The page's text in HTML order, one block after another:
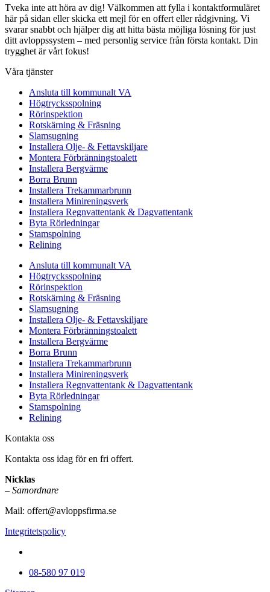
Tveka inte att höra av dig! Välkommen att fylla i kontaktformuläret
här på sidan eller skicka ett mejl för en offert eller rådgivning. Vi
svarar snabbt och hjälper dig att hitta bästa möjliga lösning för just
ditt avloppssystem – med personlig service från första kontakt. Din
trygghet är vårt fokus!
Våra tjänster
Ansluta till kommunalt VA
Högtrycksspolning
Rörinspektion
Rotskärning & Fräsning
Slamsugning
Installera Olje- & Fettavskiljare
Montera Förbränningstoalett
Installera Bergvärme
Borra Brunn
Installera Trekammarbrunn
Installera Minireningsverk
Installera Regnvattentank & Dagvattentank
Byta Rörledningar
Stamspolning
Relining
Ansluta till kommunalt VA
Högtrycksspolning
Rörinspektion
Rotskärning & Fräsning
Slamsugning
Installera Olje- & Fettavskiljare
Montera Förbränningstoalett
Installera Bergvärme
Borra Brunn
Installera Trekammarbrunn
Installera Minireningsverk
Installera Regnvattentank & Dagvattentank
Byta Rörledningar
Stamspolning
Relining
Kontakta oss
Kontakta oss idag för en fri offert.
Nicklas
– Samordnare
Mail: offert@avloppsfirma.se
Integritetspolicy
08-580 97 019